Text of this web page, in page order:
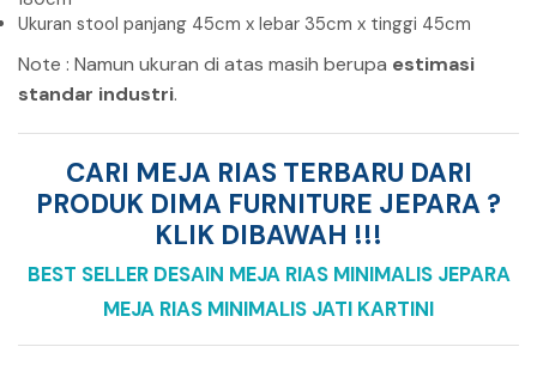
Ukuran stool panjang 45cm x lebar 35cm x tinggi 45cm
Note : Namun ukuran di atas masih berupa estimasi
standar industri.
CARI MEJA RIAS TERBARU DARI
PRODUK DIMA FURNITURE JEPARA ?
KLIK DIBAWAH !!!
BEST SELLER DESAIN MEJA RIAS MINIMALIS JEPARA
MEJA RIAS MINIMALIS JATI KARTINI